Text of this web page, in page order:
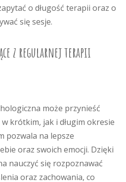
o długość terapii oraz o
się sesje.
z regularnej terapii
może przynieść
krótkim, jak i długim okresie
pozwala na lepsze
oraz swoich emocji. Dzięki
nauczyć się rozpoznawać
oraz zachowania, co